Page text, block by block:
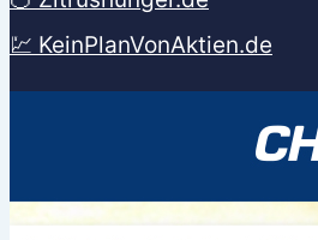
💹 KeinPlanVonAktien.de